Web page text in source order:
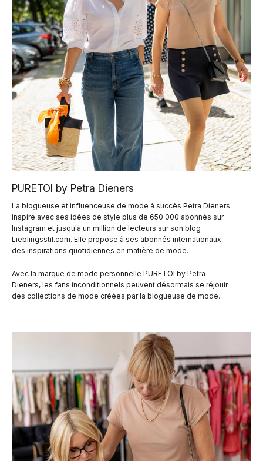
PURETOI by Petra Dieners
La blogueuse et influenceuse de mode à succès Petra Dieners
inspire avec ses idées de style plus de 650 000 abonnés sur
Instagram et jusqu'à un million de lecteurs sur son blog
Lieblingsstil.com. Elle propose à ses abonnés internationaux
des inspirations quotidiennes en matière de mode.
Avec la marque de mode personnelle PURETOI by Petra
Dieners, les fans inconditionnels peuvent désormais se réjouir
des collections de mode créées par la blogueuse de mode.